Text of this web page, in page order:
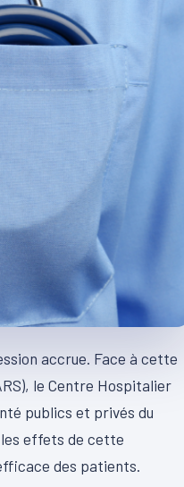
accrue. Face à cette
le Centre Hospitalier
publics et privés du
effets de cette
des patients.